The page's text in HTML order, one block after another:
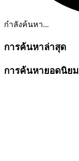
กำลังค้นหา...
การค้นหาล่าสุด
การค้นหายอดนิยม